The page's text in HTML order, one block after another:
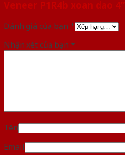
Veneer P1R4b xoan dao 4”
Đánh giá của bạn *
Nhận xét của bạn *
Tên
Email